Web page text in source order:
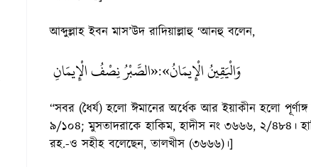
আব্দুল্লাহ ইবন মাস’উদ রাদিয়াল্লাহু ‘আনহু বলেন,
«الصَّبْرُ نِصْفُ الْإِيمَانِ:وَالْيَقِينُ الْإِيمَانُ»
“সবর (ধৈর্য) হলো ঈমানের অর্ধেক আর ইয়াকীন হলো
৯/১০৪; মুসতাদরাকে হাকিম, হাদীস নং ৩৬৬৬, ২/৪৮৪।
রহ.-ও সহীহ বলেছেন, তালখীস (৩৬৬৬)।]